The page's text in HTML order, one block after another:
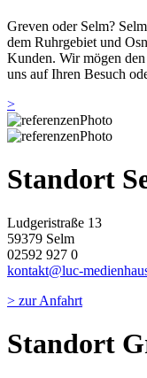
Greven oder Selm?
dem Ruhrgebiet und
Kunden. Wir mögen
uns auf Ihren Besuch
>
Standort
Ludgeristraße 13
59379 Selm
02592 927 0
kontakt@luc-
> zur Anfahrt
Standort